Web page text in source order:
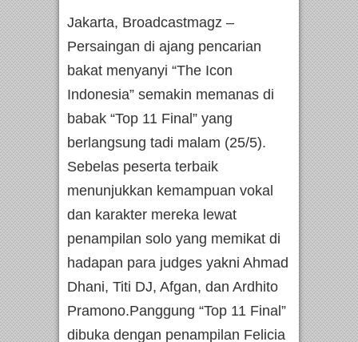
Jakarta, Broadcastmagz –
Persaingan di ajang pencarian
bakat menyanyi “The Icon
Indonesia” semakin memanas di
babak “Top 11 Final” yang
berlangsung tadi malam (25/5).
Sebelas peserta terbaik
menunjukkan kemampuan vokal
dan karakter mereka lewat
penampilan solo yang memikat di
hadapan para judges yakni Ahmad
Dhani, Titi DJ, Afgan, dan Ardhito
Pramono.Panggung “Top 11 Final”
dibuka dengan penampilan Felicia